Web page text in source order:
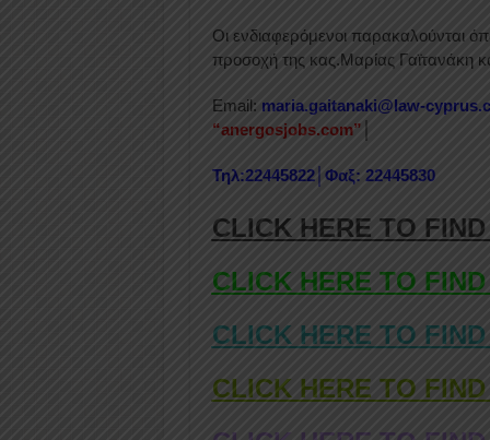
Οι ενδιαφερόμενοι παρακαλούνται
προσοχή της κας.Μαρίας Γαϊτανάκη
Email: maria.gaitanaki@law-
“anergosjobs.com”
Τηλ:22445822│Φαξ: 22445830
CLICK HERE TO
CLICK HERE TO
CLICK HERE TO
CLICK HERE TO